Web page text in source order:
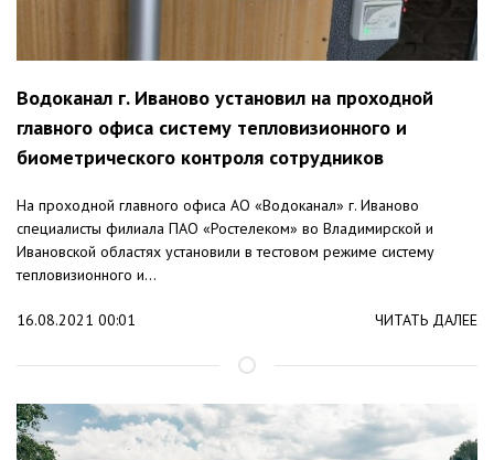
Водоканал г. Иваново установил на проходной
главного офиса систему тепловизионного и
биометрического контроля сотрудников
На проходной главного офиса АО «Водоканал» г. Иваново
специалисты филиала ПАО «Ростелеком» во Владимирской и
Ивановской областях установили в тестовом режиме систему
тепловизионного и...
16.08.2021 00:01 ЧИТАТЬ ДАЛЕЕ